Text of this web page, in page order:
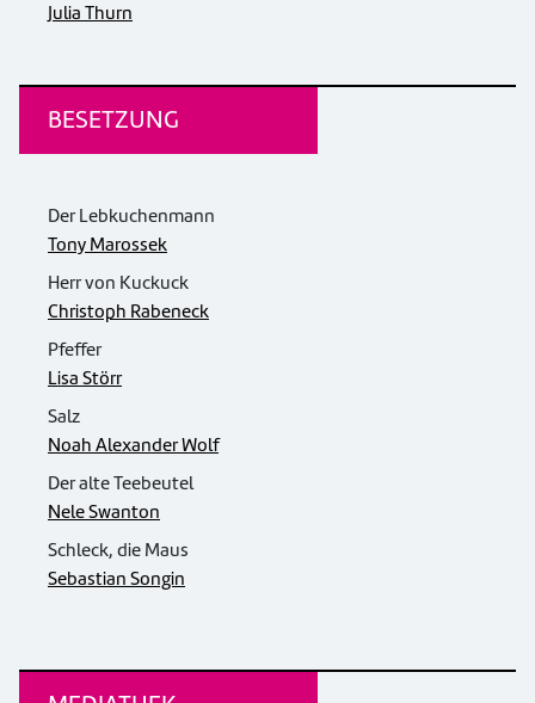
Julia Thurn
BESETZUNG
Der Lebkuchenmann
Tony Marossek
Herr von Kuckuck
Christoph Rabeneck
Pfeffer
Lisa Störr
Salz
Noah Alexander Wolf
Der alte Teebeutel
Nele Swanton
Schleck, die Maus
Sebastian Songin